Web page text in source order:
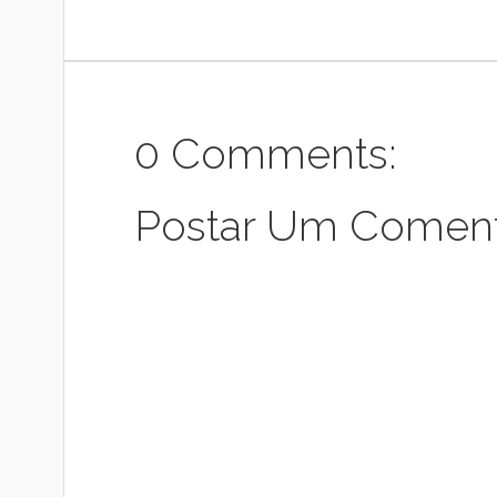
0 Comments:
Postar Um